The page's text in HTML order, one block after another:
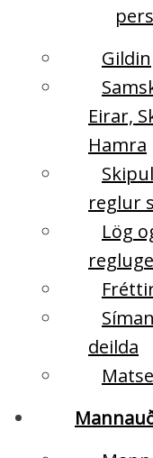
Gildin
Eirar,
Hamra
reglur
Lög
deilda